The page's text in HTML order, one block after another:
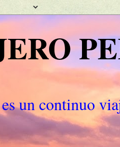
un continuo